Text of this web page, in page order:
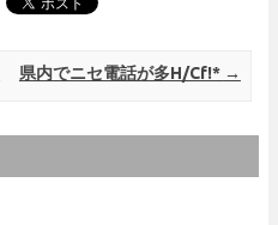
県内でニセ電話が多H/Cf!* →